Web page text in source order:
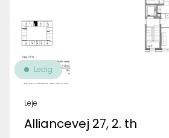
Ledig
Leje
Alliancevej 27, 2. th